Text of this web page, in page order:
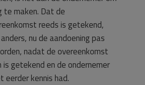
maken. Dat de
reeds is getekend,
nu de aandoening pas
nadat de overeenkomst
getekend en de ondernemer
eerder kennis had.